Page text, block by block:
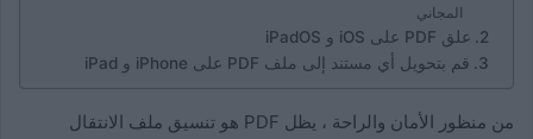
المجاني
علق PDF على iOS و iPadOS
قم بتحويل أي مستند إلى ملف PDF على iPhone و iPad
من منظور الأمان والراحة ، يظل PDF هو تنسيق ملف الانتقال